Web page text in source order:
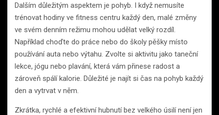
Dalším důležitým aspektem je pohyb. I když nemusíte
trénovat hodiny ve fitness centru každý den, malé změny
ve svém denním režimu mohou udělat velký rozdíl.
Například choďte do práce nebo do školy pěšky místo
používání auta nebo výtahu. Zvolte si aktivitu jako taneční
lekce, jógu nebo plavání, která vám přinese radost a
zároveň spálí kalorie. Důležité je najít si čas na pohyb každý
den a vytrvat v něm.
Zkrátka, rychlé a efektivní hubnutí bez velkého úsilí není jen